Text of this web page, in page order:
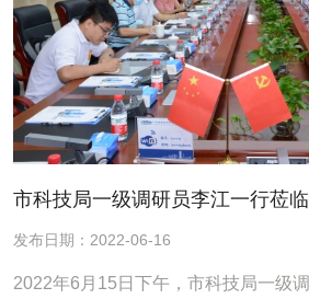
市科技局一级调研员李江一行莅
发布日期：2022-06-16
2022年6月15日下午，市科技局一级